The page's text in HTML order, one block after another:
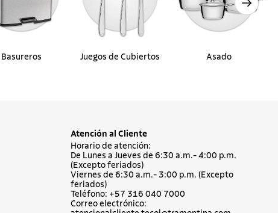
Basureros Juegos de Cubiertos Asado
Atención al Cliente
Horario de atención:
De Lunes a Jueves de 6:30 a.m.- 4:00 p.m.
(Excepto feriados)
Viernes de 6:30 a.m.- 3:00 p.m. (Excepto
feriados)
Teléfono: +57 316 040 7000
Correo electrónico: